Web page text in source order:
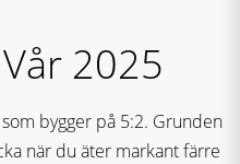
2025
bygger på 5:2. Grunden
när du äter markant färre